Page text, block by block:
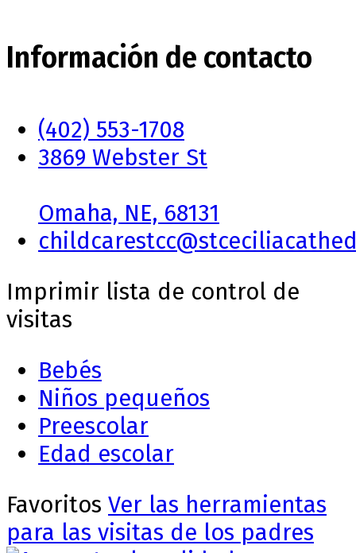
Información de contacto
(402) 553-1708
3869 Webster St
Omaha, NE, 68131
Imprimir lista de control de
visitas
Bebés
Niños pequeños
Preescolar
Edad escolar
Favoritos Ver las herramientas
para las visitas de los padres